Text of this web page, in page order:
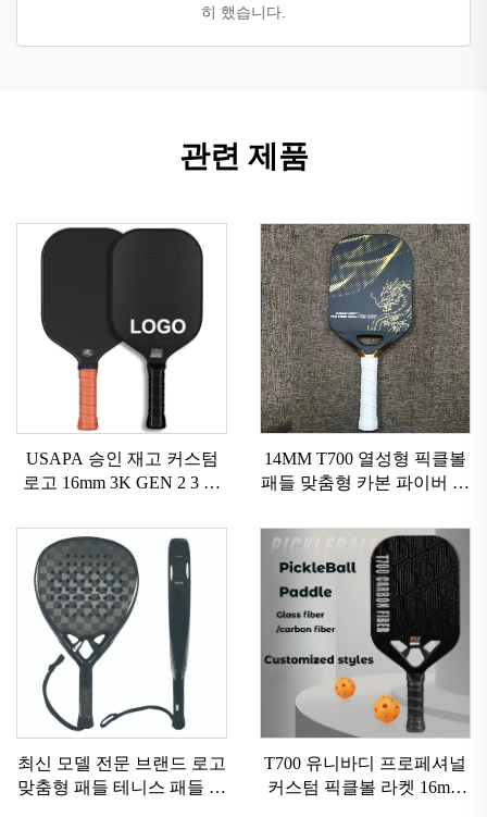
히 했습니다.
관련 제품
USAPA 승인 재고 커스텀
로고 16mm 3K GEN 2 3 픽
로우 카본 파이버 픽클볼 패
들 2024
14MM T700 열성형 픽클볼
패들 맞춤형 카본 파이버 픽
국 픽클볼 협회(USAPA) 승
인 픽클볼 라켓
최신 모델 전문 브랜드 로고
맞춤형 패들 테니스 패들 라
T700 유니바디 프로페셔널
커스텀 픽클볼 라켓 16mm